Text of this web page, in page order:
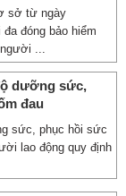
sở từ ngày
đóng bảo hiểm
...
dưỡng sức,
đau
sức, phục hồi sức
lao động quy định